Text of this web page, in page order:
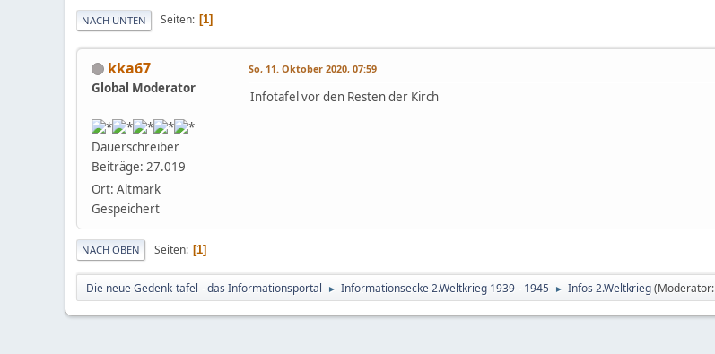
NACH UNTEN Seiten 1
kka67
Global Moderator
Dauerschreiber
Beiträge: 27.019
Ort: Altmark
Gespeichert
So, 11. Oktober 2020, 07:59
Infotafel vor den Resten der Kirch
NACH OBEN Seiten 1
Die neue Gedenk-tafel - das Informationsportal ► Informationsecke 2.Weltkrieg 1939 - 1945 ► Infos 2.Weltkrieg(Moderator: